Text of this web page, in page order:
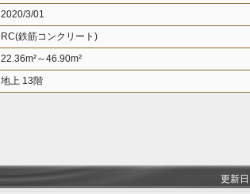
2020/3/01
RC(鉄筋コンクリート)
22.36m²～46.90m²
地上 13階
更新